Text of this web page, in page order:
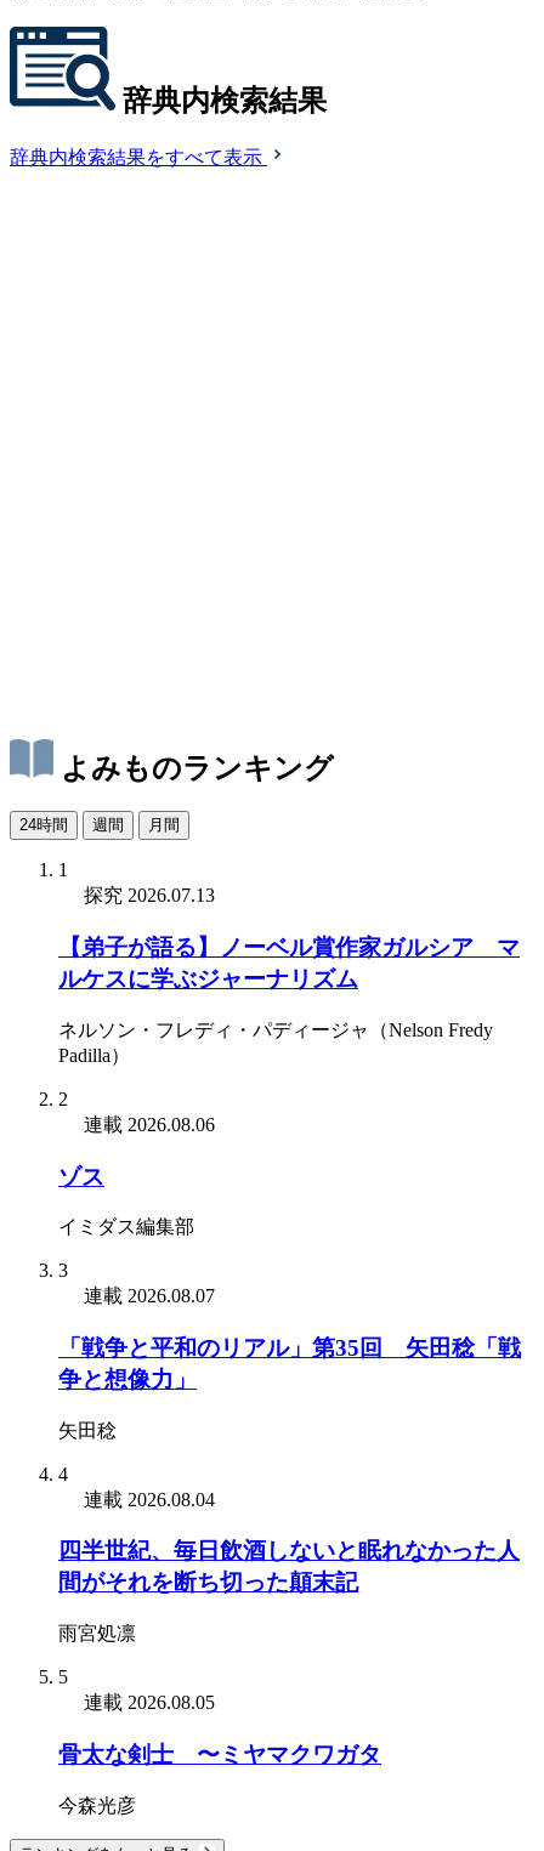
辞典内検索結果
辞典内検索結果をすべて表示
よみものランキング
24時間 週間 月間
1
探究 2026.07.13
【弟子が語る】ノーベル賞作家ガルシア゠マ
ルケスに学ぶジャーナリズム
ネルソン・フレディ・パディージャ（Nelson Fredy
Padilla）
2
連載 2026.08.06
ゾス
イミダス編集部
3
連載 2026.08.07
「戦争と平和のリアル」第35回 矢田稔「戦
争と想像力」
矢田稔
4
連載 2026.08.04
四半世紀、毎日飲酒しないと眠れなかった人
間がそれを断ち切った顛末記
雨宮処凛
5
連載 2026.08.05
骨太な剣士 〜ミヤマクワガタ
今森光彦